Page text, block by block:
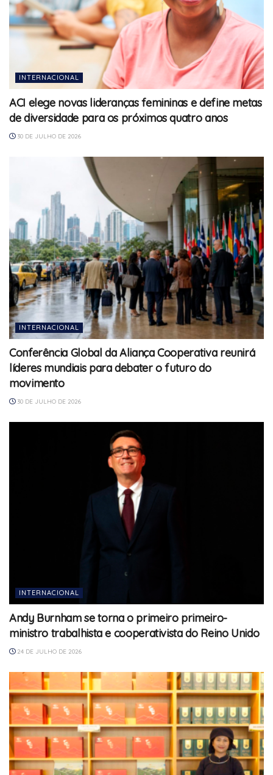
INTERNACIONAL
ACI elege novas lideranças femininas e define metas
de diversidade para os próximos quatro anos
30 DE JULHO DE 2026
INTERNACIONAL
Conferência Global da Aliança Cooperativa reunirá
líderes mundiais para debater o futuro do
movimento
30 DE JULHO DE 2026
INTERNACIONAL
Andy Burnham se torna o primeiro primeiro-
ministro trabalhista e cooperativista do Reino Unido
24 DE JULHO DE 2026